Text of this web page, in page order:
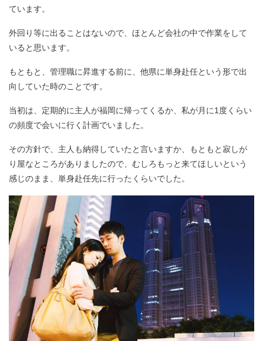
ています。
外回り等に出ることはないので、ほとんど会社の中で作業をして
いると思います。
もともと、管理職に昇進する前に、他県に単身赴任という形で出
向していた時のことです。
当初は、定期的に主人が福岡に帰ってくるか、私が月に1度くらい
の頻度で会いに行く計画でいました。
その方針で、主人も納得していたと言いますか、もともと寂しが
り屋なところがありましたので、むしろもっと来てほしいという
感じのまま、単身赴任先に行ったくらいでした。